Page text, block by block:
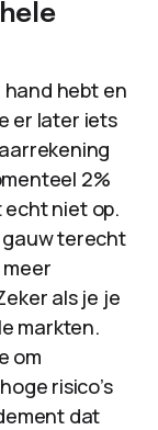
hebt en
er later iets
2%
echt niet op.
gauw terecht
als je je
markten.
om
risico’s
dat